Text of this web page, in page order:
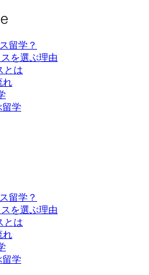
留学？
を選ぶ理由
とは
れ
留学
留学？
を選ぶ理由
とは
れ
留学